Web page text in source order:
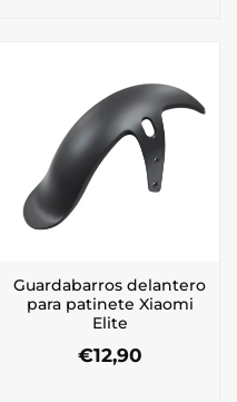
Guardabarros delantero
para patinete Xiaomi
Elite
€12,90